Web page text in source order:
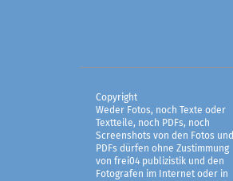
Copyright
Weder Fotos, noch Texte oder
Textteile, noch PDFs, noch
Screenshots von den Fotos und
PDFs dürfen ohne Zustimmung
von frei04 publizistik und den
Fotografen im Internet oder in